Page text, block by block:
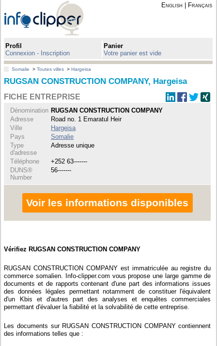
English Français
Profil
Connexion - Inscription
Panier
Votre panier est vide
Somalie >Toutes villes >Hargeisa
RUGSAN CONSTRUCTION COMPANY, Hargeisa
FICHE ENTREPRISE
Dénomination RUGSAN CONSTRUCTION COMPANY
Adresse
Road no. 1 Emaratul Heir
Ville
Hargeisa
Pays
Somalie
Type
d'adresse
Adresse unique
Téléphone
+252 63-------
DUNS®
Number
56-------
Voir les informations disponibles
Vérifiez RUGSAN CONSTRUCTION COMPANY
RUGSAN CONSTRUCTION COMPANY est immatriculée au registre du
commerce somalien. Info-clipper.com vous propose une large gamme de
documents et de rapports contenant d'une part des informations issues
des données légales permettant notamment de constituer l'équivalent
d'un Kbis et d'autres part des analyses et enquêtes commerciales
permettant d'évaluer la fiabilité et la solvabilité de cette entreprise.
Les documents sur RUGSAN CONSTRUCTION COMPANY contiennent
des informations telles que :